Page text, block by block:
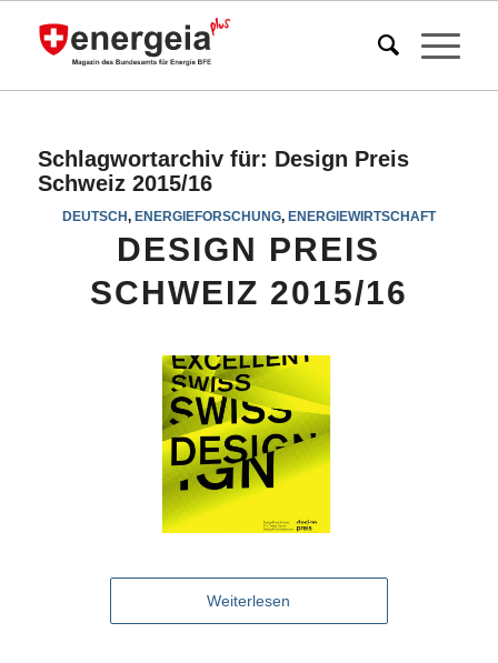
Schlagwortarchiv für: Design Preis
Schweiz 2015/16
DEUTSCH, ENERGIEFORSCHUNG, ENERGIEWIRTSCHAFT
DESIGN PREIS
SCHWEIZ 2015/16
Weiterlesen